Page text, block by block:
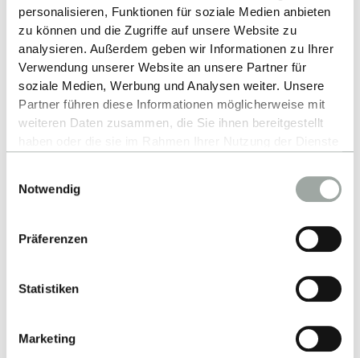
personalisieren, Funktionen für soziale Medien anbieten
zu können und die Zugriffe auf unsere Website zu
analysieren. Außerdem geben wir Informationen zu Ihrer
Verwendung unserer Website an unsere Partner für
soziale Medien, Werbung und Analysen weiter. Unsere
Partner führen diese Informationen möglicherweise mit
weiteren Daten zusammen, die Sie ihnen bereitgestellt
Alles zum Thema Cookies und personenbezogene
Datenverarbeitung entnehmen Sie unserer
Notwendig
Präferenzen
Statistiken
Marketing
ZURÜCK ZUR LISTE